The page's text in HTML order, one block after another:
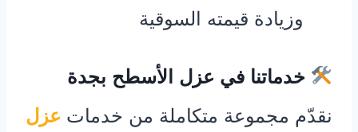
وزيادة قيمته السوقية
خدماتنا في عزل الأسطح بجدة
نقدّم مجموعة متكاملة من خدمات عزل